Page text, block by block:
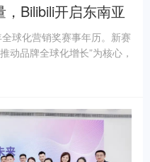
Bilibili开启东南亚
球化营销奖赛事年历。新赛
动品牌全球化增长”为核心，
跨40个国家及地区，角逐
力新兴短视频，开启Bilibili东
全球化营销奖数据驱动类及